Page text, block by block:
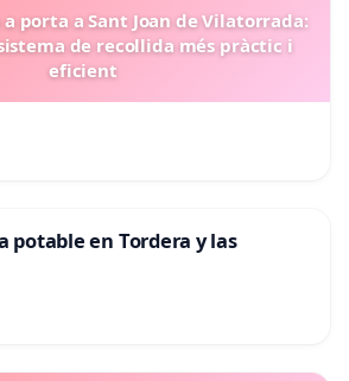
porta a Sant Joan de Vilatorrada:
de recollida més pràctic i
eficient
potable en Tordera y las